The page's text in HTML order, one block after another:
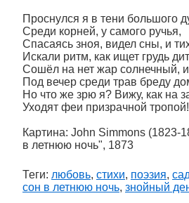
Проснулся я в тени большого
Среди корней, у самого ручья,
Спасаясь зноя, видел сны, и
Искали ритм, как ищет грудь
Сошёл на нет жар солнечный,
Под вечер среди трав бреду
Но что же зрю я? Вижу, как на
Уходят феи призрачной тропой!
Картина: John Simmons (1823-
в летнюю ночь", 1873
Теги: любовь, стихи, поэзия,
сон в летнюю ночь, знойный